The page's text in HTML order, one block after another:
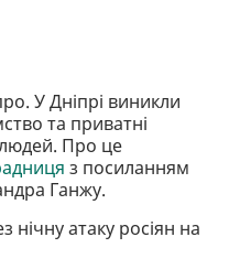
У Дніпрі виникли
та приватні
Про це
з посиланням
Ганжу.
атаку росіян на